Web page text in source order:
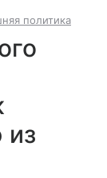
политика
из